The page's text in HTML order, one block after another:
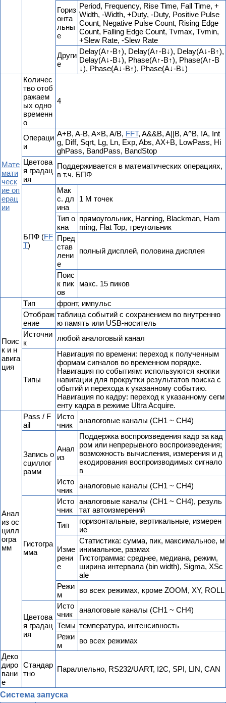
Гориз
онта
льны
е
Period, Frequency, Rise Time, Fall Time, +
Width, -Width, +Duty, -Duty, Positive Pulse
Count, Negative Pulse Count, Rising Edge
Count, Falling Edge Count, Tvmax, Tvmin,
+Slew Rate, -Slew Rate
Други
е
Delay(A↑-B↑), Delay(A↑-B↓), Delay(A↓-B↑),
Delay(A↓-B↓), Phase(A↑-B↑), Phase(A↑-B
↓), Phase(A↓-B↑), Phase(A↓-B↓)
Мате
мати
ческ
ие оп
ерац
ии
Количес
тво отоб
ражаем
ых одно
временн
о
4
Операци
и
A+B, A-B, A×B, A/B, FFT, A&&B, A||B, A^B, !A, Int
g, Diff, Sqrt, Lg, Ln, Exp, Abs, AX+B, LowPass, Hi
ghPass, BandPass, BandStop
Цветова
я градац
ия
Поддерживается в математических операциях,
в т.ч. БПФ
БПФ (FF
T)
Мак
с. дл
ина
1 М точек
Тип о
кна
прямоугольник, Hanning, Blackman, Ham
ming, Flat Top, треугольник
Пред
став
лени
е
полный дисплей, половина дисплея
Поис
к пик
ов
макс. 15 пиков
Поис
к и н
авига
ция
Тип
фронт, импульс
Отображ
ение
таблица событий с сохранением во внутренню
ю память или USB-носитель
Источни
к
любой аналоговый канал
Типы
Навигация по времени: переход к полученным
формам сигналов во временном порядке.
Навигация по событиям: используются кнопки
навигации для прокрутки результатов поиска с
обытий и перехода к указанному событию.
Навигация по кадру: переход к указанному сегм
енту кадра в режиме Ultra Acquire.
Анал
из ос
цилл
огра
мм
Pass / F
ail
Исто
чник
аналоговые каналы (CH1 ~ CH4)
Запись о
сциллог
рамм
Анал
из
Поддержка воспроизведения кадр за кад
ром или непрерывного воспроизведения;
возможность вычисления, измерения и д
екодирования воспроизводимых сигнало
в
Исто
чник
аналоговые каналы (CH1 ~ CH4)
Гистогра
мма
Исто
чник
аналоговые каналы (CH1 ~ CH4), резуль
тат автоизмерений
Тип
горизонтальные, вертикальные, измерен
ие
Изме
рени
е
Статистика: сумма, пик, максимальное, м
инимальное, размах
Гистограмма: среднее, медиана, режим,
ширина интервала (bin width), Sigma, XSc
ale
Режи
м
во всех режимах, кроме ZOOM, XY, ROLL
Цветова
я градац
ия
Исто
чник
аналоговые каналы (CH1 ~ CH4)
Темы температура, интенсивность
Режи
м
во всех режимах
Деко
диро
вани
е
Стандар
тно
Параллельно, RS232/UART, I2C, SPI, LIN, CAN
Система запуска